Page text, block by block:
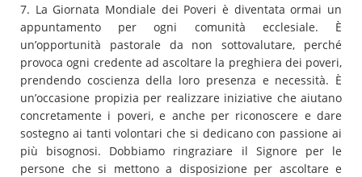
7. La Giornata Mondiale dei Poveri è diventata ormai un
appuntamento per ogni comunità ecclesiale. È
un’opportunità pastorale da non sottovalutare, perché
provoca ogni credente ad ascoltare la preghiera dei poveri,
prendendo coscienza della loro presenza e necessità. È
un’occasione propizia per realizzare iniziative che aiutano
concretamente i poveri, e anche per riconoscere e dare
sostegno ai tanti volontari che si dedicano con passione ai
più bisognosi. Dobbiamo ringraziare il Signore per le
persone che si mettono a disposizione per ascoltare e